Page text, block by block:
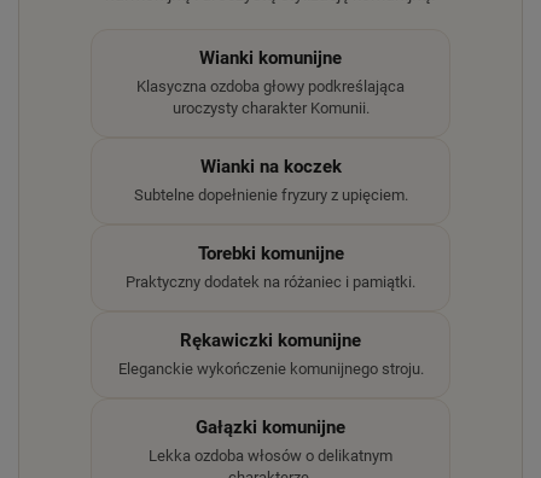
Wianki komunijne
Klasyczna ozdoba głowy podkreślająca
uroczysty charakter Komunii.
Wianki na koczek
Subtelne dopełnienie fryzury z upięciem.
Torebki komunijne
Praktyczny dodatek na różaniec i pamiątki.
Rękawiczki komunijne
Eleganckie wykończenie komunijnego stroju.
Gałązki komunijne
Lekka ozdoba włosów o delikatnym